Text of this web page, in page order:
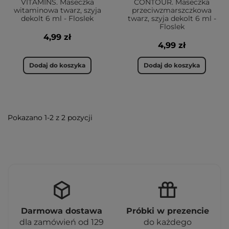
Jak aplikować maseczkę na twarz?
Kluczowym elementem przygotowania do aplikacji
maseczki jest dokładne oczyszczanie twarzy.
Świetne rezultaty zapewnia także zastosowanie
peelingu, który umożliwia wniknięcie kosmetyku w
wystarcza ilość wielkości ziarna fasoli. W zależności
Po co stosować maseczki?
Maski na twarz są popularnym narzędziem w
pielęgnacji skóry i stosuje się je z różnych powodów:
VITAMINS. Maseczka
witaminowa twarz, szyja
dekolt 6 ml - Floslek
4,99 zł
Dodaj do koszyka
CONTOUR. Maseczka
przeciwzmarszczkowa
twarz, szyja dekolt 6 ml -
Floslek
4,99 zł
Dodaj do koszyka
Pokazano 1-2 z 2 pozycji
Darmowa dostawa
dla zamówień od 129
Próbki w prezencie
do każdego